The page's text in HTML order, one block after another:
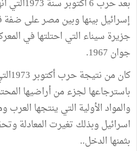
بعد حرب 6
إسرائيل بينها وبين مصر على
جزيرة سيناء التي احتلتها في
جوان 1967.
باسترجاعها لجزء من أراضيها
والمواد الأولية التي ينتجها
اسرائيل وبذلك تغيرت المعادلة
بثمنها الدخل..